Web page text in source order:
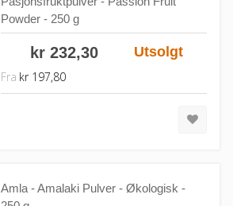
Powder - 250 g
Utsolgt
kr 232,30
Fra kr 197,80
Amla - Amalaki Pulver - Økologisk -